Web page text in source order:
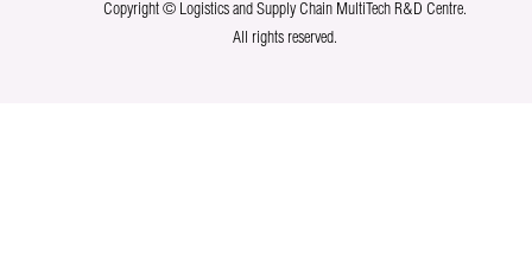
Copyright © Logistics and Supply Chain MultiTech R&D Centre.
All rights reserved.